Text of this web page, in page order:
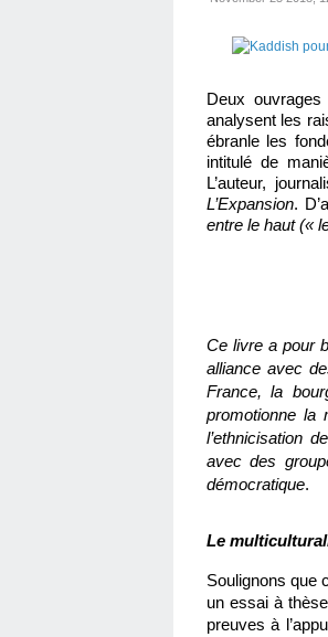
Deux
analysent les
ébranle les
intitulé de
L’auteur,
L’Expansion.
entre le haut («
Ce livre a pour
alliance avec
France, la
promotionne la
l’ethnicisation
avec des
démocratique.
Le
Soulignons que
un essai à
preuves à